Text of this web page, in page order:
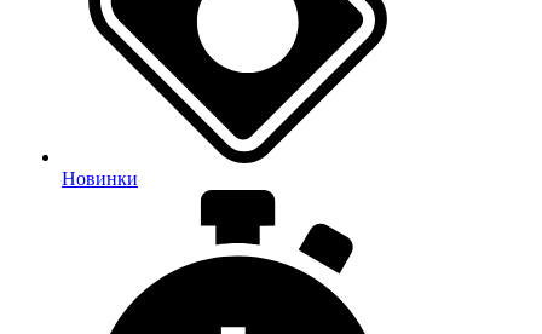
Новинки